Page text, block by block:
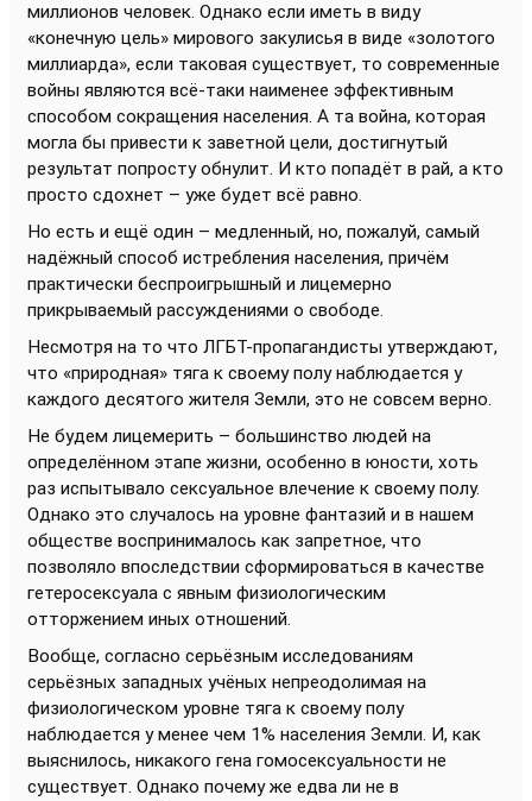
миллионов человек. Однако если иметь в виду
«конечную цель» мирового закулисья в виде «золотого
миллиарда», если таковая существует, то современные
войны являются всё-таки наименее эффективным
способом сокращения населения. А та война, которая
могла бы привести к заветной цели, достигнутый
результат попросту обнулит. И кто попадёт в рай, а кто
просто сдохнет – уже будет всё равно.
Но есть и ещё один – медленный, но, пожалуй, самый
надёжный способ истребления населения, причём
практически беспроигрышный и лицемерно
прикрываемый рассуждениями о свободе.
Несмотря на то что ЛГБТ-пропагандисты утверждают,
что «природная» тяга к своему полу наблюдается у
каждого десятого жителя Земли, это не совсем верно.
Не будем лицемерить – большинство людей на
определённом этапе жизни, особенно в юности, хоть
раз испытывало сексуальное влечение к своему полу.
Однако это случалось на уровне фантазий и в нашем
обществе воспринималось как запретное, что
позволяло впоследствии сформироваться в качестве
гетеросексуала с явным физиологическим
отторжением иных отношений.
Вообще, согласно серьёзным исследованиям
серьёзных западных учёных непреодолимая на
физиологическом уровне тяга к своему полу
наблюдается у менее чем 1% населения Земли. И, как
выяснилось, никакого гена гомосексуальности не
существует. Однако почему же едва ли не в